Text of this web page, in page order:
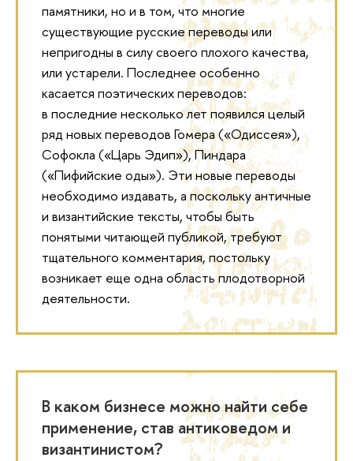
памятники, но и в том, что многие
существующие русские переводы или
непригодны в силу своего плохого качества,
или устарели. Последнее особенно
касается поэтических переводов:
в последние несколько лет появился целый
ряд новых переводов Гомера («Одиссея»),
Софокла («Царь Эдип»), Пиндара
(«Пифийские оды»). Эти новые переводы
необходимо издавать, а поскольку античные
и византийские тексты, чтобы быть
понятыми читающей публикой, требуют
тщательного комментария, постольку
возникает еще одна область плодотворной
деятельности.
В каком бизнесе можно найти себе
применение, став антиковедом и
византинистом?